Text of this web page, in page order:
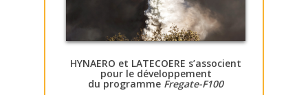
HYNAERO et LATECOERE s’associent
pour le développement
du programme Fregate-F100